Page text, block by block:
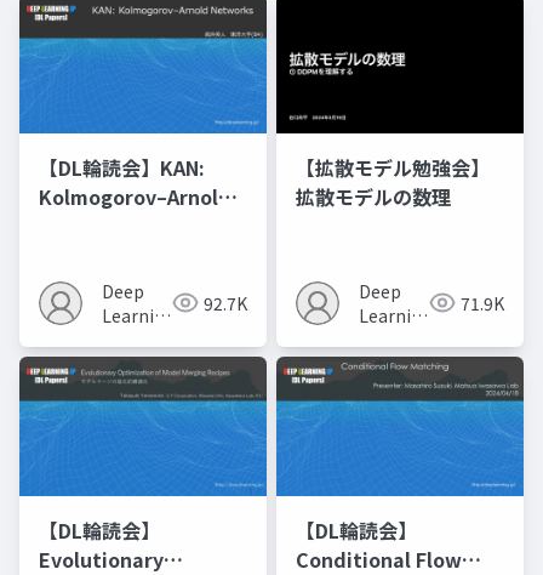
【DL輪読会】KAN:
Kolmogorov–Arnold
Deep
Learning
92.7K
【拡散モデル勉強会】
拡散モデルの数理
Deep
Learning
71.9K
【DL輪読会】
Evolutionary
【DL輪読会】
Conditional Flow